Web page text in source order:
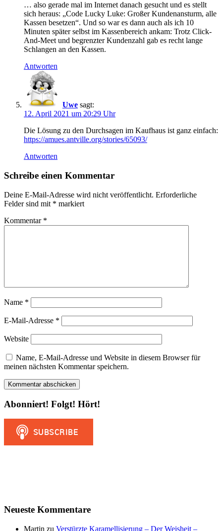
… also gerade mal im Internet danach gesucht und es stellt
sich heraus: „Code Lucky Luke: Großer Kundenansturm, alle
Kassen besetzen“. Und so war es dann auch als ich 10
Minuten später selbst im Kassenbereich ankam: Trotz Click-
And-Meet und begrenzter Kundenzahl gab es recht lange
Schlangen an den Kassen.
Antworten
Uwe sagt:
12. April 2021 um 20:29 Uhr
Die Lösung zu den Durchsagen im Kaufhaus ist ganz einfach:
https://amues.antville.org/stories/65093/
Antworten
Schreibe einen Kommentar
Deine E-Mail-Adresse wird nicht veröffentlicht. Erforderliche
Felder sind mit * markiert
Kommentar *
Name *
E-Mail-Adresse *
Website
Name, E-Mail-Adresse und Website in diesem Browser für
meinen nächsten Kommentar speichern.
Abonniert! Folgt! Hört!
Neueste Kommentare
Martin zu Verstürzte Karamellisierung – Der Weisheit –